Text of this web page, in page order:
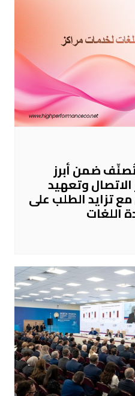
ضمن أبرز
وتعهيد
تزايد الطلب على
اللغات